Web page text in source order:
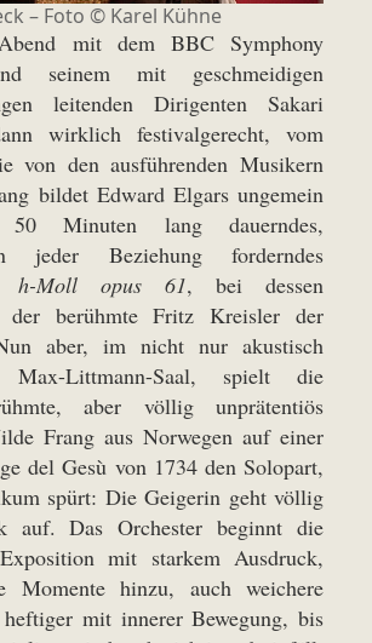
– Foto © Karel Kühne
mit dem BBC Symphony
seinem mit geschmeidigen
leitenden Dirigenten Sakari
wirklich festivalgerecht, vom
von den ausführenden Musikern
bildet Edward Elgars ungemein
50 Minuten lang dauerndes,
jeder Beziehung forderndes
h-Moll opus 61, bei dessen
der berühmte Fritz Kreisler der
aber, im nicht nur akustisch
Max-Littmann-Saal, spielt die
aber völlig unprätentiös
Frang aus Norwegen auf einer
del Gesù von 1734 den Solopart,
spürt: Die Geigerin geht völlig
auf. Das Orchester beginnt die
mit starkem Ausdruck,
Momente hinzu, auch weichere
mit innerer Bewegung, bis